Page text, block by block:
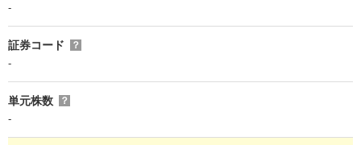
-
証券コード ？
-
単元株数 ？
-